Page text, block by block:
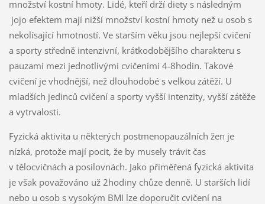
množství kostní hmoty. Lidé, kteří drží diety s následným
jojo efektem mají nižší množství kostní hmoty než u osob s
nekolísající hmotností. Ve starším věku jsou nejlepší cvičení
a sporty středně intenzivní, krátkodobějšího charakteru s
pauzami mezi jednotlivými cvičeními 4-8hodin. Takové
cvičení je vhodnější, než dlouhodobé s velkou zátěží. U
mladších jedinců cvičení a sporty vyšší intenzity, vyšší zátěže
a vytrvalosti.
Fyzická aktivita u některých postmenopauzálních žen je
nízká, protože mají pocit, že by musely trávit čas
v tělocvičnách a posilovnách. Jako přiměřená fyzická aktivita
je však považováno už 2hodiny chůze denně. U starších lidí
nebo u osob s vysokým BMI lze doporučit cvičení na